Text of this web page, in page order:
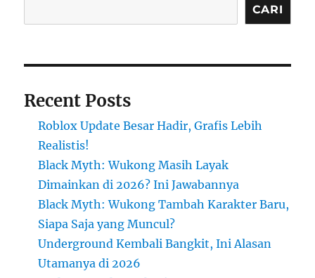
CARI
Recent Posts
Roblox Update Besar Hadir, Grafis Lebih
Realistis!
Black Myth: Wukong Masih Layak
Dimainkan di 2026? Ini Jawabannya
Black Myth: Wukong Tambah Karakter Baru,
Siapa Saja yang Muncul?
Underground Kembali Bangkit, Ini Alasan
Utamanya di 2026